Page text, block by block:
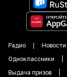
Радио Новости
Одноклассники
Выдача призов